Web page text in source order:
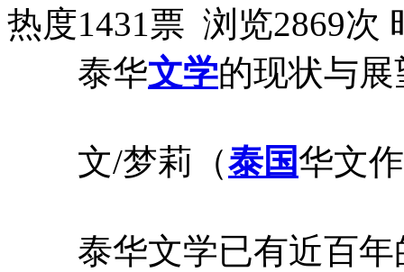
热度1431票 浏览2869次
泰华文学的现状与展
文/梦莉（泰国华文
泰华文学已有近百年